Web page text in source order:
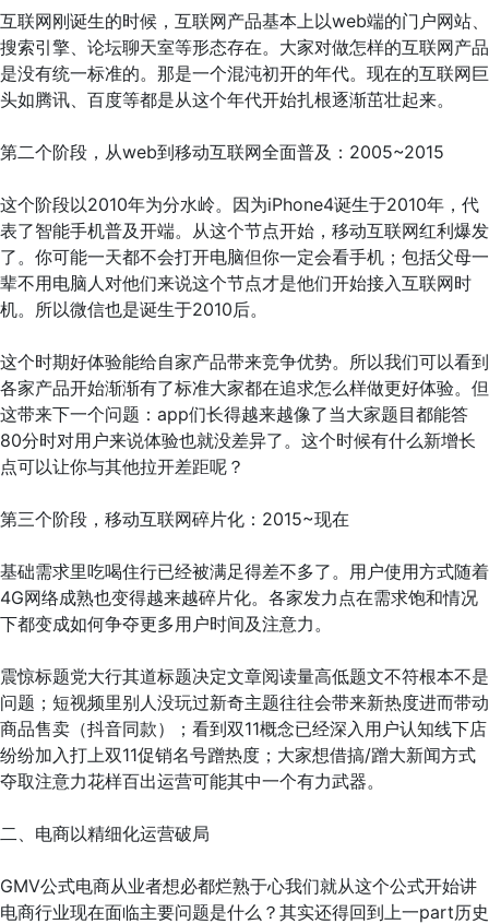
互联网刚诞生的时候，互联网产品基本上以web端的门户网站、
搜索引擎、论坛聊天室等形态存在。大家对做怎样的互联网产品
是没有统一标准的。那是一个混沌初开的年代。现在的互联网巨
头如腾讯、百度等都是从这个年代开始扎根逐渐茁壮起来。
第二个阶段，从web到移动互联网全面普及：2005~2015
这个阶段以2010年为分水岭。因为iPhone4诞生于2010年，代
表了智能手机普及开端。从这个节点开始，移动互联网红利爆发
了。你可能一天都不会打开电脑但你一定会看手机；包括父母一
辈不用电脑人对他们来说这个节点才是他们开始接入互联网时
机。所以微信也是诞生于2010后。
这个时期好体验能给自家产品带来竞争优势。所以我们可以看到
各家产品开始渐渐有了标准大家都在追求怎么样做更好体验。但
这带来下一个问题：app们长得越来越像了当大家题目都能答
80分时对用户来说体验也就没差异了。这个时候有什么新增长
点可以让你与其他拉开差距呢？
第三个阶段，移动互联网碎片化：2015~现在
基础需求里吃喝住行已经被满足得差不多了。用户使用方式随着
4G网络成熟也变得越来越碎片化。各家发力点在需求饱和情况
下都变成如何争夺更多用户时间及注意力。
震惊标题党大行其道标题决定文章阅读量高低题文不符根本不是
问题；短视频里别人没玩过新奇主题往往会带来新热度进而带动
商品售卖（抖音同款）；看到双11概念已经深入用户认知线下店
纷纷加入打上双11促销名号蹭热度；大家想借搞/蹭大新闻方式
夺取注意力花样百出运营可能其中一个有力武器。
二、电商以精细化运营破局
GMV公式电商从业者想必都烂熟于心我们就从这个公式开始讲
电商行业现在面临主要问题是什么？其实还得回到上一part历史